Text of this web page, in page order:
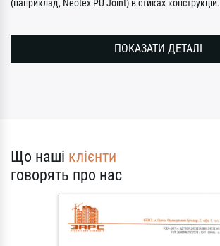
(наприклад, Neotex PU Joint) в стиках конструкцій.
ПОКАЗАТИ ДЕТАЛІ
Що наші клієнти
говорять про нас